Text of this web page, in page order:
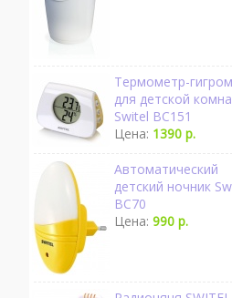
Термометр-
для детской
Switel BC151
Цена: 1390 р.
Автоматический
детский ночник
BC70
Цена: 990 р.